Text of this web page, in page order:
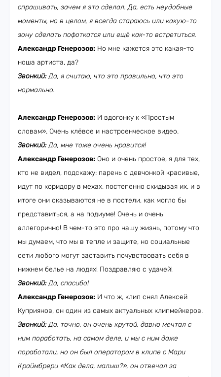
спрашивать, зачем я это сделал. Да, есть неудобные
моменты, но в целом, я всегда стараюсь или какую-то
зону сделать пофоткатся или ещё как-то встретиться.
Александр Генерозов: Но мне кажется это какая-то
ноша артиста, да?
Звонкий:Да, я считаю, что это правильно, что это
нормально.
Александр Генерозов: И вдогонку к «Простым
словам». Очень клёвое и настроенческое видео.
Звонкий:Да, мне тоже очень нравится!
Александр Генерозов: Оно и очень простое, я для тех,
кто не видел, подскажу: парень с девчонкой красивые,
идут по коридору в мехах, постепенно скидывая их, и в
итоге они оказываются не в постели, как могло бы
представиться, а на подиуме! Очень и очень
аллегорично! В чем-то это про нашу жизнь, потому что
мы думаем, что мы в тепле и защите, но социальные
сети любого могут заставить почувствовать себя в
нижнем белье на людях! Поздравляю с удачей!
Звонкий:Да, спасибо!
Александр Генерозов: И что ж, клип снял Алексей
Куприянов, он один из самых актуальных клипмейкеров.
Звонкий:Да, точно, он очень крутой, давно мечтал с
ним поработать, на самом деле, и мы с ним даже
поработали, но он был оператором в клипе с Мари
Краймбрери «Как дела, малыш?», он отвечал за